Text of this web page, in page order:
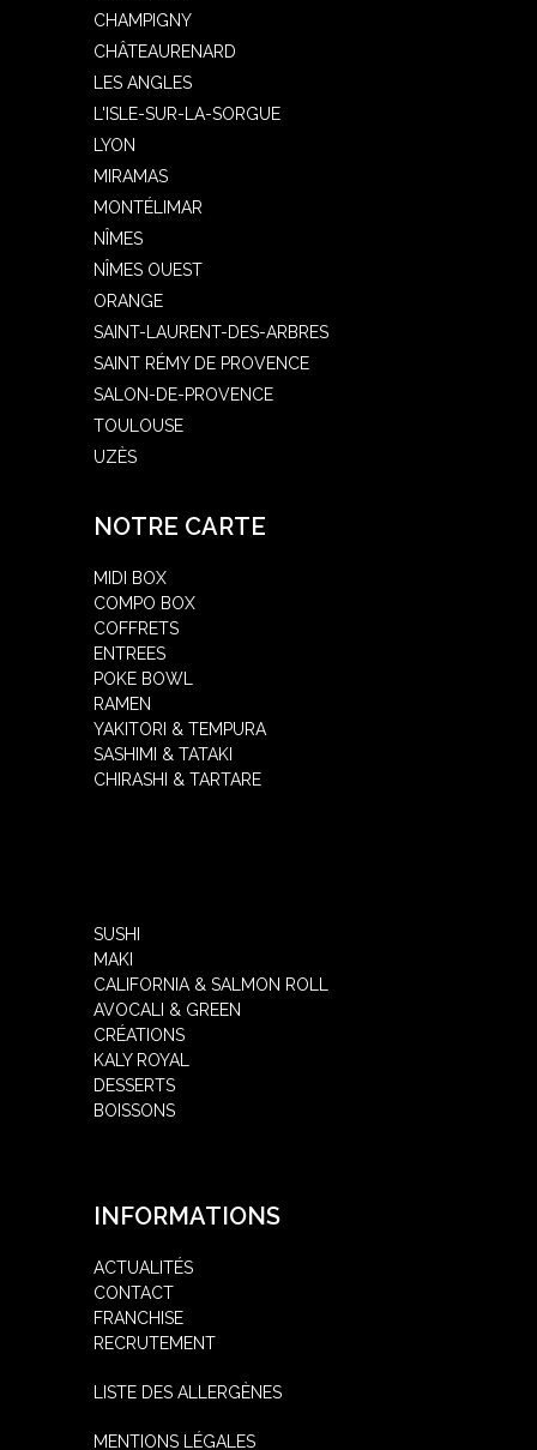
CHAMPIGNY
CHÂTEAURENARD
LES ANGLES
L'ISLE-SUR-LA-SORGUE
LYON
MIRAMAS
MONTÉLIMAR
NÎMES
NÎMES OUEST
ORANGE
SAINT-LAURENT-DES-ARBRES
SAINT RÉMY DE PROVENCE
SALON-DE-PROVENCE
TOULOUSE
UZÈS
NOTRE CARTE
MIDI BOX
COMPO BOX
COFFRETS
ENTREES
POKE BOWL
RAMEN
YAKITORI & TEMPURA
SASHIMI & TATAKI
CHIRASHI & TARTARE
SUSHI
MAKI
CALIFORNIA & SALMON ROLL
AVOCALI & GREEN
CRÉATIONS
KALY ROYAL
DESSERTS
BOISSONS
INFORMATIONS
ACTUALITÉS
CONTACT
FRANCHISE
RECRUTEMENT
LISTE DES ALLERGÈNES
MENTIONS LÉGALES